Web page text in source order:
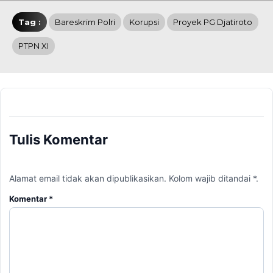
Tag : Bareskrim Polri Korupsi Proyek PG Djatiroto
PTPN XI
Tulis Komentar